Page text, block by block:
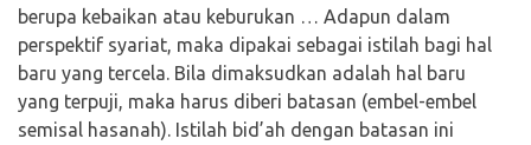
berupa kebaikan atau keburukan … Adapun dalam
perspektif syariat, maka dipakai sebagai istilah bagi hal
baru yang tercela. Bila dimaksudkan adalah hal baru
yang terpuji, maka harus diberi batasan (embel-embel
semisal hasanah). Istilah bid’ah dengan batasan ini